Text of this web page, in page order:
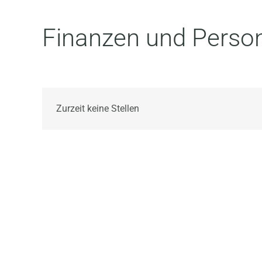
Finanzen und
Zurzeit keine Stellen